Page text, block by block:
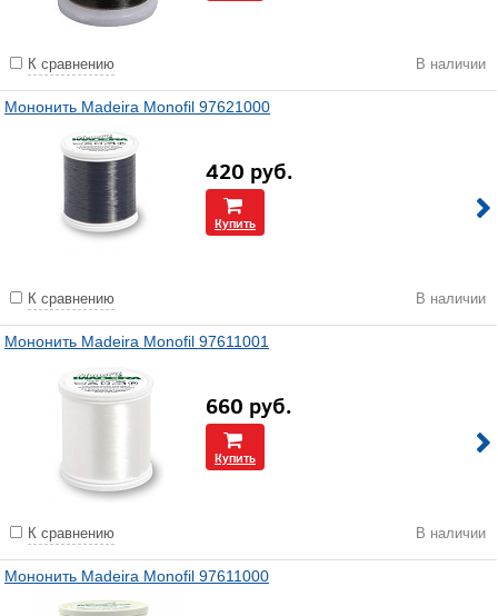
К сравнению В наличии
Мононить Madeira Monofil 97621000
420 руб.
Купить
К сравнению В наличии
Мононить Madeira Monofil 97611001
660 руб.
Купить
К сравнению В наличии
Мононить Madeira Monofil 97611000